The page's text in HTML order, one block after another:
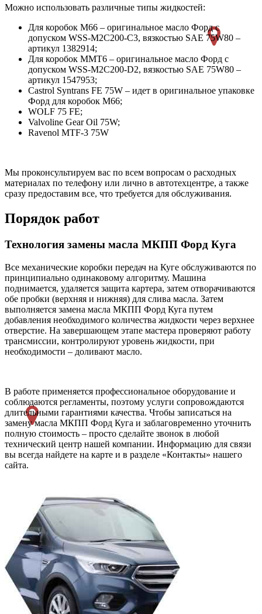
Можно использовать различные типы жидкостей:
Для коробок M66 – оригинальное масло Форд с
допуском WSS-M2C200-C3, вязкостью SAE 75W80 –
артикул 1382914;
Для коробок MMT6 – оригинальное масло Форд с
допуском WSS-M2C200-D2, вязкостью SAE 75W80 –
артикул 1547953;
Castrol Syntrans FE 75W – идет в оригинальное упаковке
Форд для коробок M66;
WOLF 75 FE;
Valvoline Gear Oil 75W;
Ravenol MTF-3 75W
Мы проконсультируем вас по всем вопросам о расходных
материалах по телефону или лично в автотехцентре, а также
сразу предоставим все, что требуется для обслуживания.
Порядок работ
Технология замены масла МКПП Форд Куга
Все механические коробки передач на Куге обслуживаются по
принципиально одинаковому алгоритму. Машина
поднимается, удаляется защита картера, затем отворачиваются
обе пробки (верхняя и нижняя) для слива масла. Затем
выполняется замена масла МКПП Форд Куга путем
добавления необходимого количества жидкости через верхнее
отверстие. На завершающем этапе мастера проверяют работу
трансмиссии, контролируют уровень жидкости, при
необходимости – доливают масло.
В работе применяется профессиональное оборудование и
соблюдаются регламенты, поэтому услуги сопровождаются
длительными гарантиями качества. Чтобы записаться на
замену масла МКПП Форд Куга и заблаговременно уточнить
полную стоимость – просто сделайте звонок в любой
технический центр нашей компании. Информацию для связи
вы всегда найдете на карте и в разделе «Контакты» нашего
сайта.